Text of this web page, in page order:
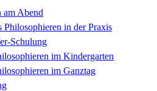
am Abend
Philosophieren in der Praxis
Schulung
im Kindergarten
im Ganztag